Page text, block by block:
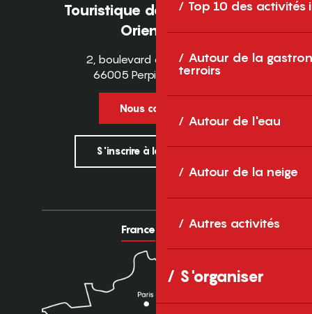
Top 10 des activités
Autour de la
terroirs
Autour de l'eau
Autour de la neige
Autres activités
S'organiser
Touristique des Pyrénées-
Orientales
2, boulevard des Pyrénées
66005 Perpignan Cedex
Nous contacter
S'inscrire à la newsletter
France Europe